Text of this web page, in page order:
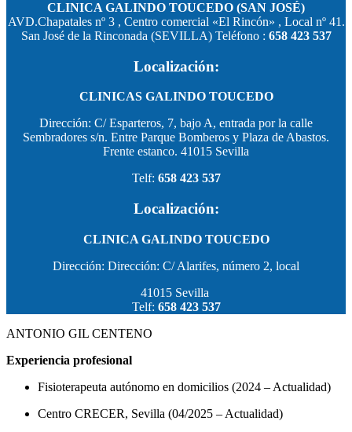
CLINICA GALINDO TOUCEDO (SAN JOSÉ)
AVD.Chapatales nº 3 , Centro comercial «El Rincón» , Local nº 41.
San José de la Rinconada (SEVILLA) Teléfono : 658 423 537
Localización:
CLINICAS GALINDO TOUCEDO
Dirección: C/ Esparteros, 7, bajo A, entrada por la calle
Sembradores s/n. Entre Parque Bomberos y Plaza de Abastos.
Frente estanco. 41015 Sevilla
Telf: 658 423 537
Localización:
CLINICA GALINDO TOUCEDO
Dirección: Dirección: C/ Alarifes, número 2, local
41015 Sevilla
Telf: 658 423 537
ANTONIO GIL CENTENO
Experiencia profesional
Fisioterapeuta autónomo en domicilios (2024 – Actualidad)
Centro CRECER, Sevilla (04/2025 – Actualidad)